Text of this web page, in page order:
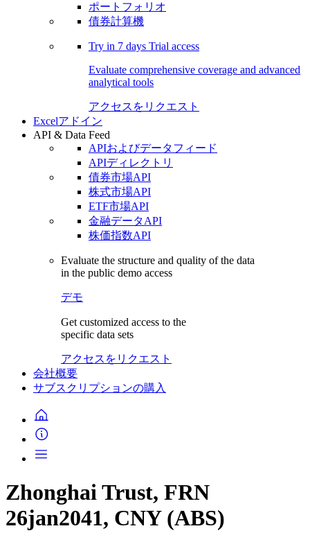
ポートフォリオ
債券計算機
Try in 7 days Trial access
Evaluate comprehensive coverage and advanced
analytical tools
アクセスをリクエスト
Excelアドイン
API & Data Feed
APIおよびデータフィード
APIディレクトリ
債券市場API
株式市場API
ETF市場API
金融データAPI
株価指数API
Evaluate the structure and quality of the data
in the public demo access
デモ
Get customized access to the
specific data sets
アクセスをリクエスト
会社概要
サブスクリプションの購入
Zhonghai Trust, FRN
26jan2041, CNY (ABS)